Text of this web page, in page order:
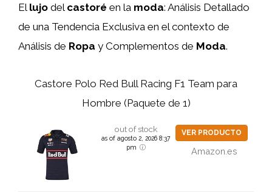
El lujo del castoré en la moda: Análisis Detallado
de una Tendencia Exclusiva en el contexto de
Análisis de Ropa y Complementos de Moda.
Castore Polo Red Bull Racing F1 Team para
Hombre (Paquete de 1)
out of stock
as of agosto 2, 2026 8:37
pm
VER PRODUCTO
Amazon.es